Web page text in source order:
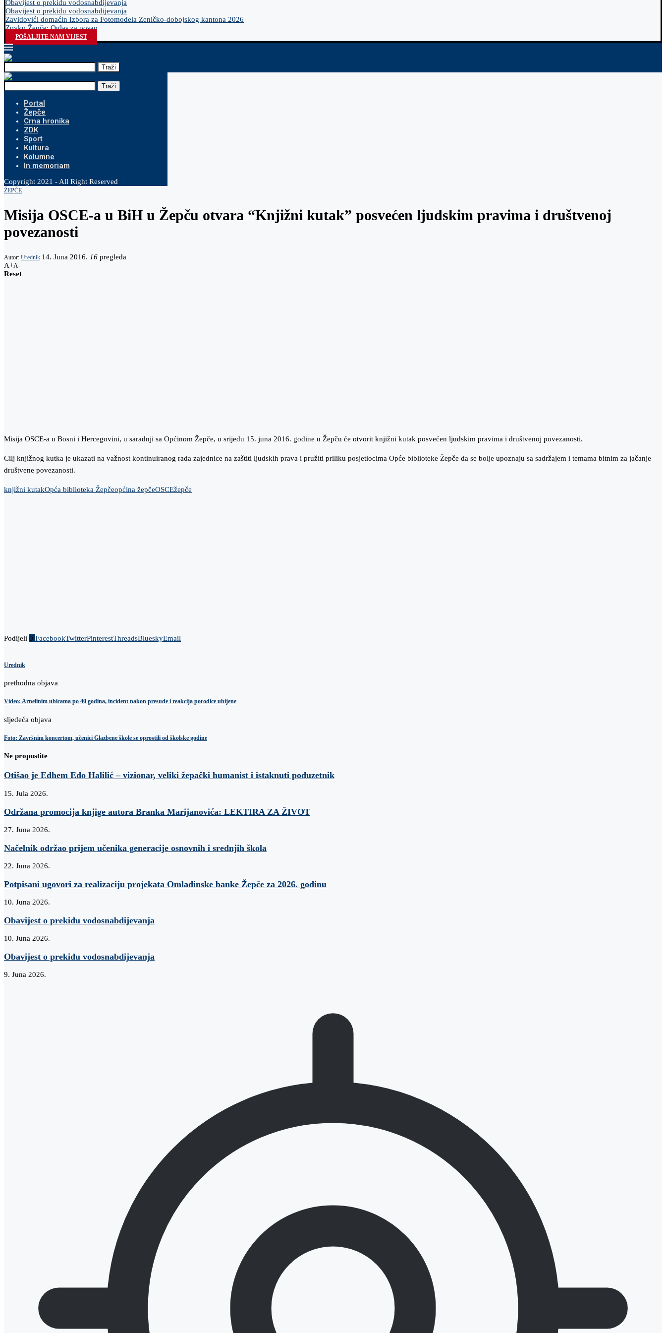
Obavijest o prekidu vodosnabdijevanja
Obavijest o prekidu vodosnabdijevanja
Zavidovići domaćin Izbora za Fotomodela Zeničko-dobojskog kantona 2026
Zovko Žepče: Oglas za posao
POŠALJITE NAM VIJEST
Traži
Traži
Portal
Žepče
Crna hronika
ZDK
Sport
Kultura
Kolumne
In memoriam
Copyright 2021 - All Right Reserved
ŽEPČE
Misija OSCE-a u BiH u Žepču otvara “Knjižni kutak” posvećen ljudskim pravima i društvenoj
povezanosti
Autor: Urednik 14. Juna 2016. 16 pregleda
A+A-
Reset
Misija OSCE-a u Bosni i Hercegovini, u saradnji sa Općinom Žepče, u srijedu 15. juna 2016. godine u Žepču će otvorit knjižni kutak posvećen ljudskim pravima i društvenoj povezanosti.
Cilj knjižnog kutka je ukazati na važnost kontinuiranog rada zajednice na zaštiti ljudskih prava i pružiti priliku posjetiocima Opće biblioteke Žepče da se bolje upoznaju sa sadržajem i temama bitnim za jačanje
društvene povezanosti.
knjižni kutakOpća biblioteka Žepčeopćina žepčeOSCEžepče
Podijeli 0 FacebookTwitterPinterestThreadsBlueskyEmail
Urednik
prethodna objava
Video: Arnelinim ubicama po 40 godina, incident nakon presude i reakcija porodice ubijene
sljedeća objava
Foto: Završnim koncertom, učenici Glazbene škole se oprostili od školske godine
Ne propustite
Otišao je Edhem Edo Halilić – vizionar, veliki žepački humanist i istaknuti poduzetnik
15. Jula 2026.
Održana promocija knjige autora Branka Marijanovića: LEKTIRA ZA ŽIVOT
27. Juna 2026.
Načelnik održao prijem učenika generacije osnovnih i srednjih škola
22. Juna 2026.
Potpisani ugovori za realizaciju projekata Omladinske banke Žepče za 2026. godinu
10. Juna 2026.
Obavijest o prekidu vodosnabdijevanja
10. Juna 2026.
Obavijest o prekidu vodosnabdijevanja
9. Juna 2026.